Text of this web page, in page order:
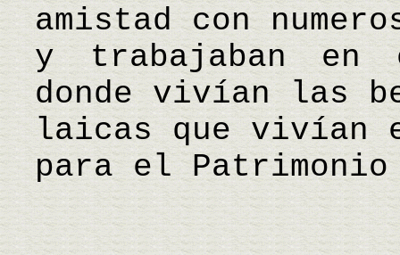
amistad con
y trabajaban en
donde vivían las
laicas que vivían
para el Patrimonio